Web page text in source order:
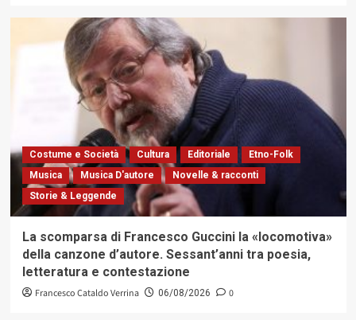
Costume e Società Cultura Editoriale
Etno-Folk
Musica
Musica D'autore
Novelle & racconti
Storie & Leggende
La scomparsa di Francesco Guccini la «locomotiva»
della canzone d’autore. Sessant’anni tra poesia,
letteratura e contestazione
Francesco Cataldo Verrina 06/08/2026 0